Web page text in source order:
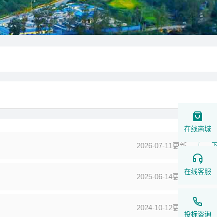
2026-07-11更新
2025-06-14更新
2024-10-12更新
在线商城
在线客服
投标咨询